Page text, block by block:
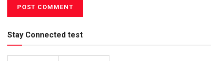
Stay Connected test